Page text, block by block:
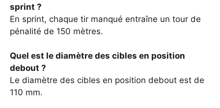
sprint ?
En sprint, chaque tir manqué entraîne un tour de
pénalité de 150 mètres.
Quel est le diamètre des cibles en position
debout ?
Le diamètre des cibles en position debout est de
110 mm.